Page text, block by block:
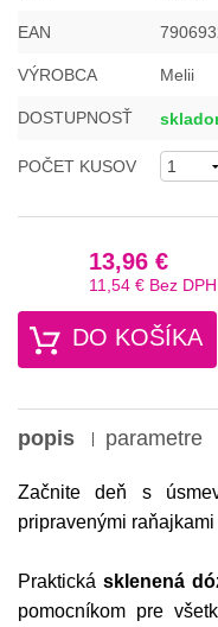
EAN
VÝROBCA Melii
DOSTUPNOSŤ
POČET KUSOV
13,96 €
11,54 € Bez DPH
DO KOŠÍKA
popis parametre
Začnite deň s
pripravenými
Praktickásklenená
pomocníkom pre